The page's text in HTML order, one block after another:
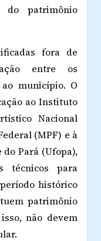
do patrimônio
fora de
entre os
município. O
ao Instituto
Nacional
(MPF) e à
Pará (Ufopa),
técnicos para
histórico
patrimônio
não devem